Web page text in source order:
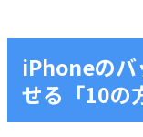
iPhoneのバ
せる「10の